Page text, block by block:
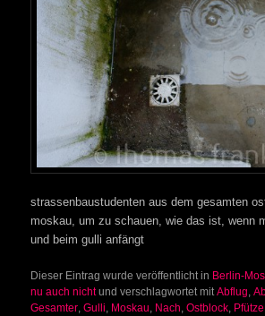
strassenbaustudenten aus dem gesamten
moskau, um zu schauen, wie das ist, wenn
und beim gulli anfängt
Dieser Eintrag wurde veröffentlicht in Berlin-
nu auch nichtund verschlagwortet mitAbflug,
Gesamter,Gulli, Moskau, Nach,Ostblock, Pfütze